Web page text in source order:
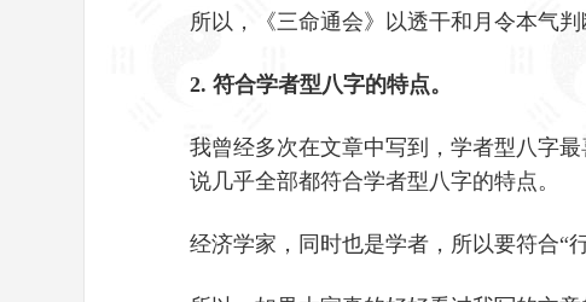
所以，《三命通会》以透干和月令本气
2. 符合学者型八字的特点。
我曾经多次在文章中写到，学者型八字
说几乎全部都符合学者型八字的特点。
经济学家，同时也是学者，所以要符合“